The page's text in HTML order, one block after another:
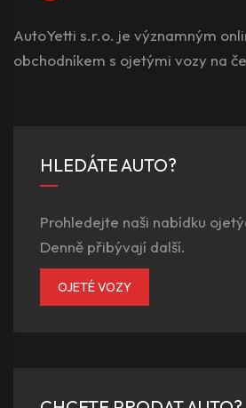
AutoYetti s.r.o. je významným
obchodníkem s ojetými vozy na
HLEDÁTE AUTO?
Prohledejte naši nabídku
Denně přibývají další.
OJETÉ VOZY